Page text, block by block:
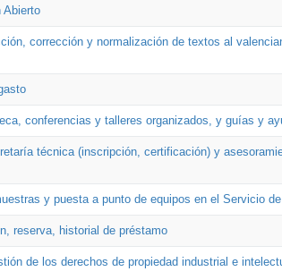
Abierto
corrección y normalización de textos al
conferencias y talleres organizados, y guías y
técnica (inscripción, certificación) y
y puesta a punto de equipos en el Servicio
reserva, historial de préstamo
de los derechos de propiedad industrial e